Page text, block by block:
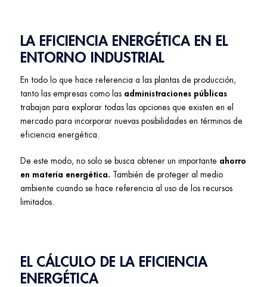
LA EFICIENCIA ENERGÉTICA EN EL
ENTORNO INDUSTRIAL
En todo lo que hace referencia a las plantas de producción,
tanto las empresas como las administraciones públicas
trabajan para explorar todas las opciones que existen en el
mercado para incorporar nuevas posibilidades en términos de
eficiencia energética.
De este modo, no solo se busca obtener un importante ahorro
en materia energética. También de proteger al medio
ambiente cuando se hace referencia al uso de los recursos
limitados.
EL CÁLCULO DE LA EFICIENCIA
ENERGÉTICA